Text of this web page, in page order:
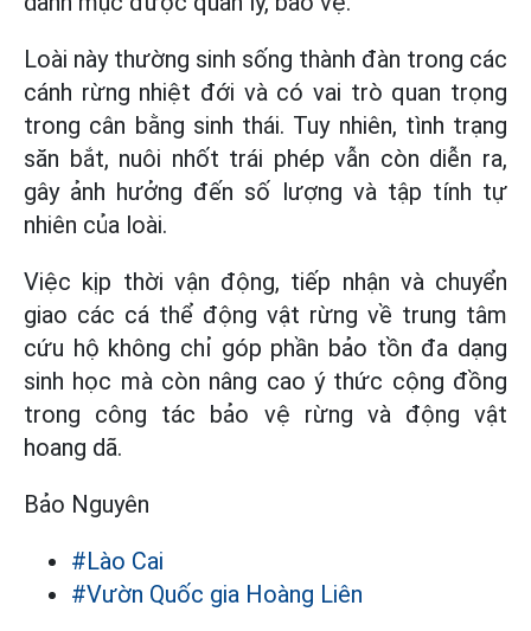
Loài này thường sinh sống thành đàn trong các
cánh rừng nhiệt đới và có vai trò quan trọng
trong cân bằng sinh thái. Tuy nhiên, tình trạng
săn bắt, nuôi nhốt trái phép vẫn còn diễn ra,
gây ảnh hưởng đến số lượng và tập tính tự
nhiên của loài.
Việc kịp thời vận động, tiếp nhận và chuyển
giao các cá thể động vật rừng về trung tâm
cứu hộ không chỉ góp phần bảo tồn đa dạng
sinh học mà còn nâng cao ý thức cộng đồng
trong công tác bảo vệ rừng và động vật
hoang dã.
Bảo Nguyên
#Lào Cai
#Vườn Quốc gia Hoàng Liên